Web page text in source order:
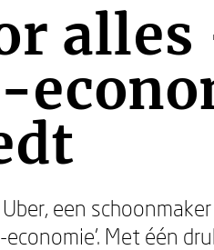
alles
een
economie’. Met één